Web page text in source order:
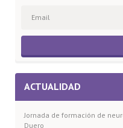
ACTUALIDAD
Jornada de formación de
Duero